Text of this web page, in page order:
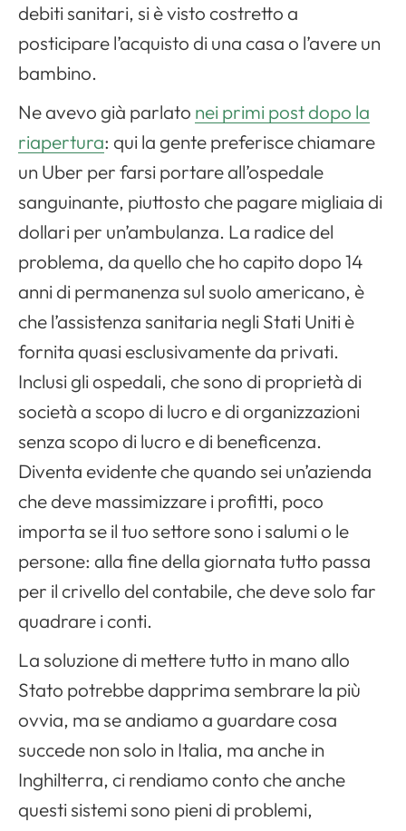
debiti sanitari, si è visto costretto a
posticipare l’acquisto di una casa o l’avere un
bambino.
Ne avevo già parlato nei primi post dopo la
riapertura: qui la gente preferisce chiamare
un Uber per farsi portare all’ospedale
sanguinante, piuttosto che pagare migliaia di
dollari per un’ambulanza. La radice del
problema, da quello che ho capito dopo 14
anni di permanenza sul suolo americano, è
che l’assistenza sanitaria negli Stati Uniti è
fornita quasi esclusivamente da privati.
Inclusi gli ospedali, che sono di proprietà di
società a scopo di lucro e di organizzazioni
senza scopo di lucro e di beneficenza.
Diventa evidente che quando sei un’azienda
che deve massimizzare i profitti, poco
importa se il tuo settore sono i salumi o le
persone: alla fine della giornata tutto passa
per il crivello del contabile, che deve solo far
quadrare i conti.
La soluzione di mettere tutto in mano allo
Stato potrebbe dapprima sembrare la più
ovvia, ma se andiamo a guardare cosa
succede non solo in Italia, ma anche in
Inghilterra, ci rendiamo conto che anche
questi sistemi sono pieni di problemi,